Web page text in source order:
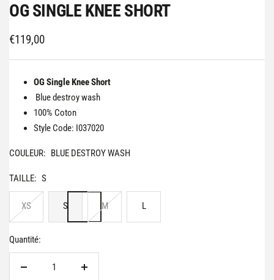
1
2
OG SINGLE KNEE SHORT
Prix
de
vente
€119,00
OG Single Knee Short
Blue destroy wash
100% Coton
Style Code: I037020
COULEUR: BLUE DESTROY WASH
TAILLE: S
XS S M L
Quantité:
Augmenter